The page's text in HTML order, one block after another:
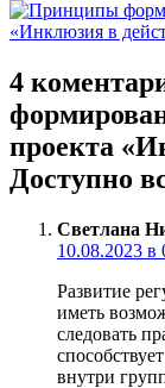
4
проекта
Доступно
Светлана
10.08.2023 в
Развитие
иметь
следовать
внутри